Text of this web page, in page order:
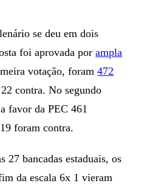
se deu em dois
foi aprovada porampla
votação, foram472
contra. No segundo
favor da PEC 461
foram contra.
27 bancadas estaduais, os
da escala 6x 1 vieram